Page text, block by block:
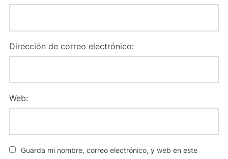
Dirección de correo electrónico:
Web:
Guarda mi nombre, correo electrónico, y web en este